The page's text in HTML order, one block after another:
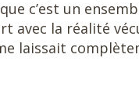
c’est un
avec la réalité
laissait